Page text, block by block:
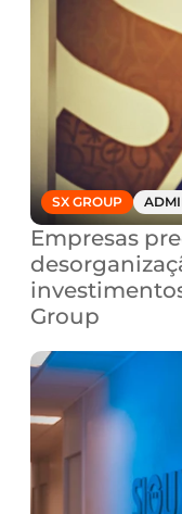
SX GROUP
Empresas
Group